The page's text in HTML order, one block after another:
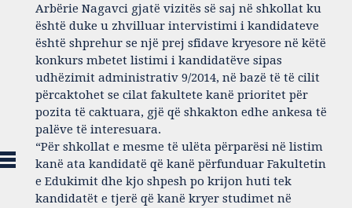
Arbërie Nagavci gjatë vizitës së saj në shkollat ku
është duke u zhvilluar intervistimi i kandidateve
është shprehur se një prej sfidave kryesore në këtë
konkurs mbetet listimi i kandidatëve sipas
udhëzimit administrativ 9/2014, në bazë të të cilit
përcaktohet se cilat fakultete kanë prioritet për
pozita të caktuara, gjë që shkakton edhe ankesa të
palëve të interesuara.
“Për shkollat e mesme të ulëta përparësi në listim
kanë ata kandidatë që kanë përfunduar Fakultetin
e Edukimit dhe kjo shpesh po krijon huti tek
kandidatët e tjerë që kanë kryer studimet në